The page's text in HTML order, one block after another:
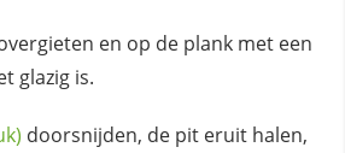
en op de plank met een
glazig is.
doorsnijden, de pit eruit halen,